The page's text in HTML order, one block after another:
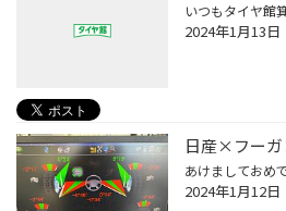
2024年1月13日
日産×フー
2024年1月12日